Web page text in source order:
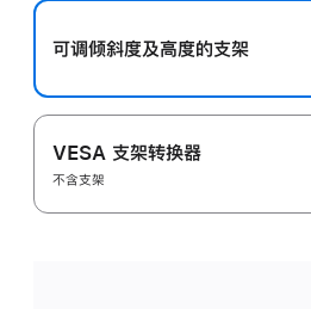
可调倾斜度及高‍度的支‍架
VESA 支架转换器
不含支架